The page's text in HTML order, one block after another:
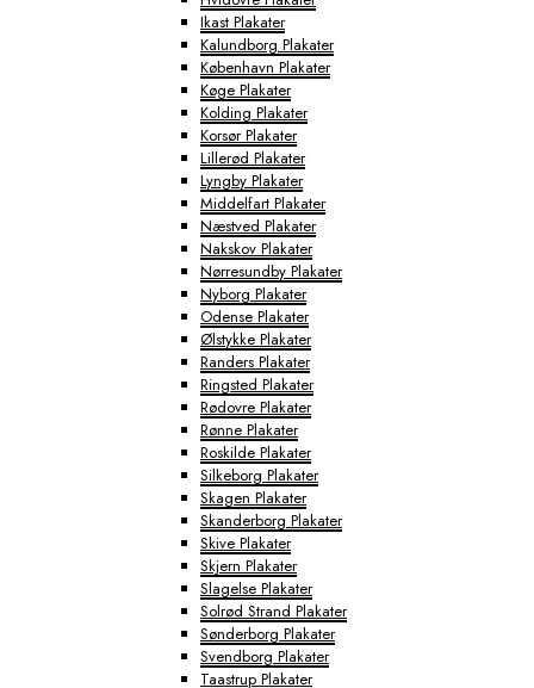
Ikast Plakater
Kalundborg Plakater
København Plakater
Køge Plakater
Kolding Plakater
Korsør Plakater
Lillerød Plakater
Lyngby Plakater
Middelfart Plakater
Næstved Plakater
Nakskov Plakater
Nørresundby Plakater
Nyborg Plakater
Odense Plakater
Ølstykke Plakater
Randers Plakater
Ringsted Plakater
Rødovre Plakater
Rønne Plakater
Roskilde Plakater
Silkeborg Plakater
Skagen Plakater
Skanderborg Plakater
Skive Plakater
Skjern Plakater
Slagelse Plakater
Solrød Strand Plakater
Sønderborg Plakater
Svendborg Plakater
Taastrup Plakater